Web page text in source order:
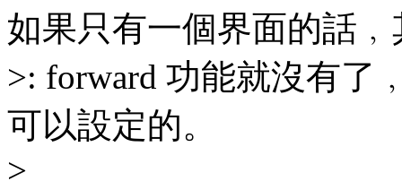
如果只有一個界面的話﹐
>: forward 功能就沒有了
可以設定的。
>